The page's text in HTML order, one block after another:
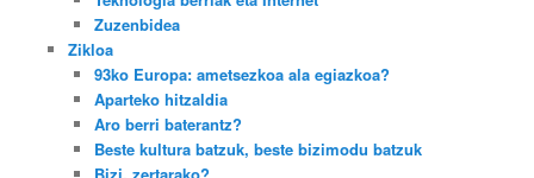
Zuzenbidea
Zikloa
93ko Europa: ametsezkoa ala egiazkoa?
Aparteko hitzaldia
Aro berri baterantz?
Beste kultura batzuk, beste bizimodu batzuk
Bizi, zertarako?